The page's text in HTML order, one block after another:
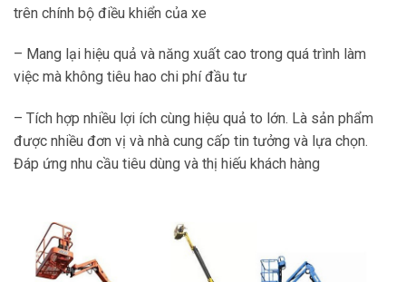
trên chính bộ điều khiển của xe
– Mang lại hiệu quả và năng xuất cao trong quá trình làm
việc mà không tiêu hao chi phí đầu tư
– Tích hợp nhiều lợi ích cùng hiệu quả to lớn. Là sản phẩm
được nhiều đơn vị và nhà cung cấp tin tưởng và lựa chọn.
Đáp ứng nhu cầu tiêu dùng và thị hiếu khách hàng